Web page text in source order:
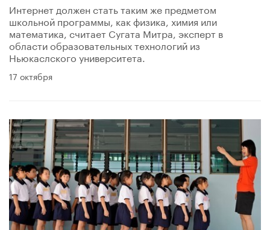
Интернет должен стать таким же предметом
школьной программы, как физика, химия или
математика, считает Сугата Митра, эксперт в
области образовательных технологий из
Ньюкаслского университета.
17 октября